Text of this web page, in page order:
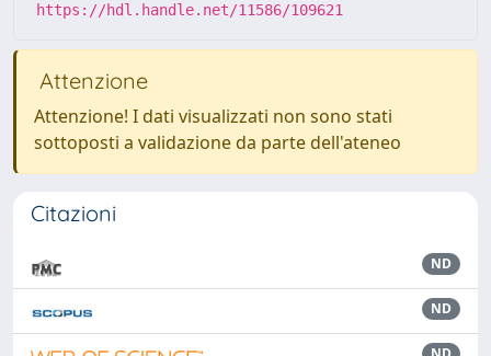
https://hdl.handle.net/11586/109621
Attenzione
Attenzione! I dati visualizzati non sono stati
sottoposti a validazione da parte dell'ateneo
Citazioni
ND
ND